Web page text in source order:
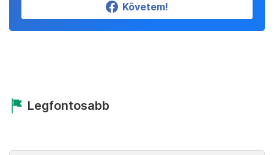
Követem!
Legfontosabb